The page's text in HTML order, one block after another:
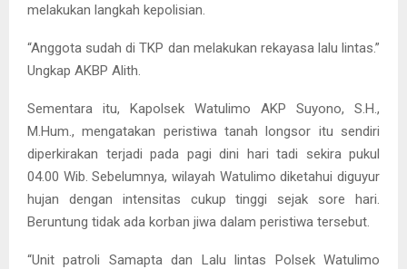
melakukan langkah kepolisian.
“Anggota sudah di TKP dan melakukan rekayasa lalu lintas.”
Ungkap AKBP Alith.
Sementara itu, Kapolsek Watulimo AKP Suyono, S.H.,
M.Hum., mengatakan peristiwa tanah longsor itu sendiri
diperkirakan terjadi pada pagi dini hari tadi sekira pukul
04.00 Wib. Sebelumnya, wilayah Watulimo diketahui diguyur
hujan dengan intensitas cukup tinggi sejak sore hari.
Beruntung tidak ada korban jiwa dalam peristiwa tersebut.
“Unit patroli Samapta dan Lalu lintas Polsek Watulimo